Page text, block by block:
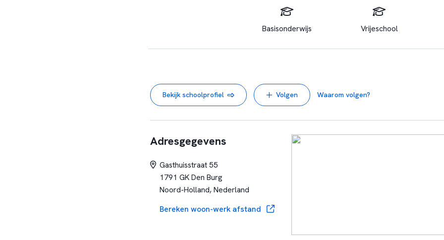
Basisonderwijs Vrijeschool
Bekijk schoolprofiel Volgen Waarom volgen?
Adresgegevens
Gasthuisstraat 55
1791 GK Den Burg
Noord-Holland, Nederland
Bereken woon-werk afstand